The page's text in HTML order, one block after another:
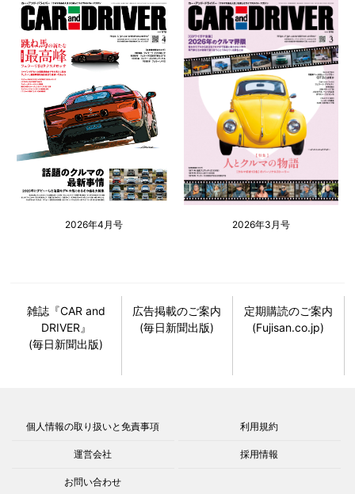
2026年4月号 2026年3月号
雑誌『CAR and
DRIVER』
(毎日新聞出版)
広告掲載のご案内
(毎日新聞出版)
定期購読のご案内
(Fujisan.co.jp)
個人情報の取り扱いと免責事項 利用規約
運営会社 採用情報
お問い合わせ